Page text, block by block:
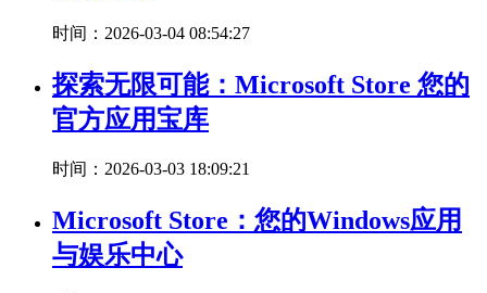
时间：2026-03-04 08:54:27
探索无限可能：Microsoft Store 您的
官方应用宝库
时间：2026-03-03 18:09:21
Microsoft Store：您的Windows应用
与娱乐中心